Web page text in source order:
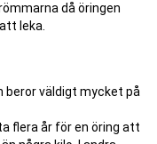
då öringen
leka.
beror väldigt mycket på
flera år för en öring att